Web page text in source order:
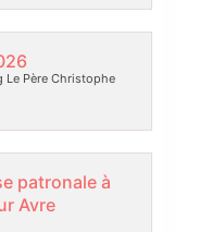
Le Père Christophe
patronale à
Avre